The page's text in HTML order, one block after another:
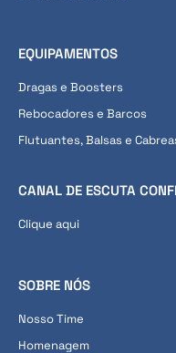
EQUIPAMENTOS
Dragas e Boosters
Rebocadores e Barcos
Flutuantes, Balsas e
CANAL DE ESCUTA
Clique aqui
SOBRE NÓS
Nosso Time
Homenagem